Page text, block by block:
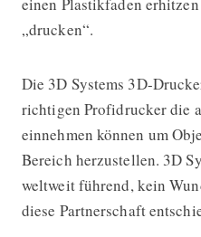
„drucken“.
Die 3D Systems 3D-
richtigen Profidrucker die
einnehmen können um
Bereich herzustellen. 3D
weltweit führend, kein
diese Partnerschaft